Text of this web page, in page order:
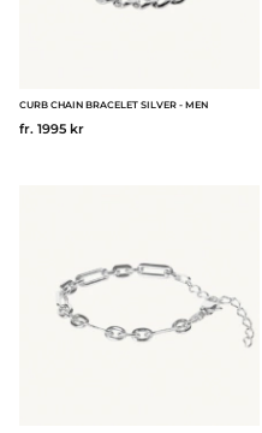
CURB CHAIN BRACELET SILVER - MEN
fr. 1995 kr